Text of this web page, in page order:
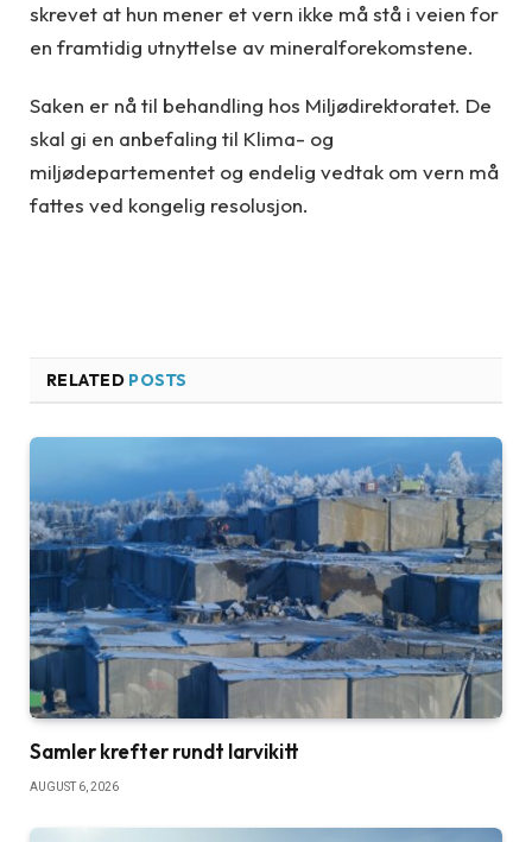
skrevet at hun mener et vern ikke må stå i veien for
en framtidig utnyttelse av mineralforekomstene.
Saken er nå til behandling hos Miljødirektoratet. De
skal gi en anbefaling til Klima- og
miljødepartementet og endelig vedtak om vern må
fattes ved kongelig resolusjon.
RELATED POSTS
Samler krefter rundt larvikitt
AUGUST 6, 2026